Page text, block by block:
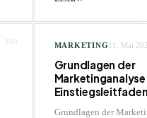
plus Notion-Workflow.
MARKETING11. Mai
Grundlagen der
Grundlagen der